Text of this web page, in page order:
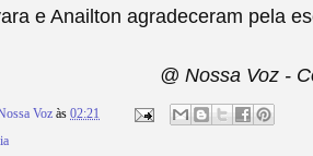
e Anailton agradeceram pela
@ Nossa Voz -
Voz às 02:21